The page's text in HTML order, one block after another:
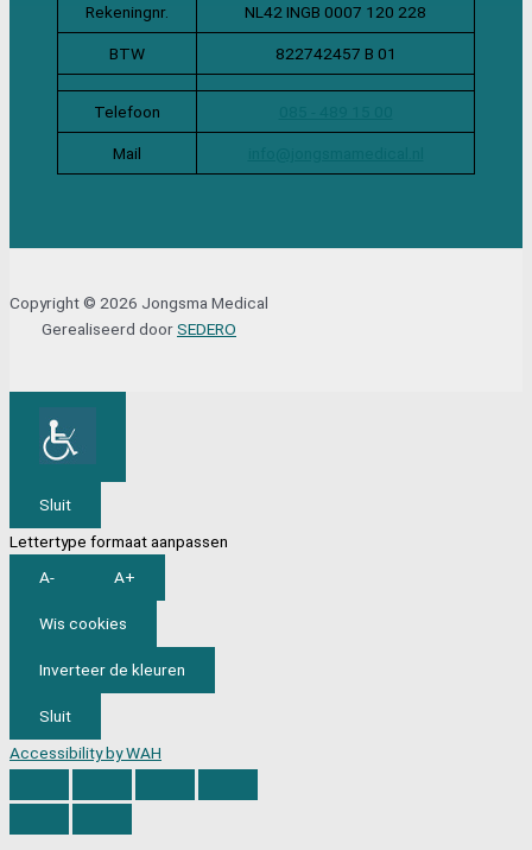
Rekeningnr. NL42 INGB 0007 120 228
BTW 822742457 B 01
Telefoon
Mail
Copyright © 2026 Jongsma Medical
Gerealiseerd doorSEDERO
Sluit
Lettertype formaat aanpassen
A-
A+
Wis cookies
Inverteer de kleuren
Sluit
Accessibility by WAH